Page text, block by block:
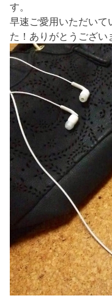
す。
早速ご愛用いただいて
た！ありがとうござい